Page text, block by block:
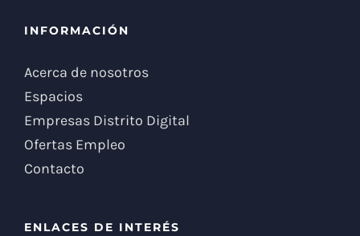
INFORMACIÓN
Acerca de nosotros
Espacios
Empresas Distrito Digital
Ofertas Empleo
Contacto
ENLACES DE INTERÉS